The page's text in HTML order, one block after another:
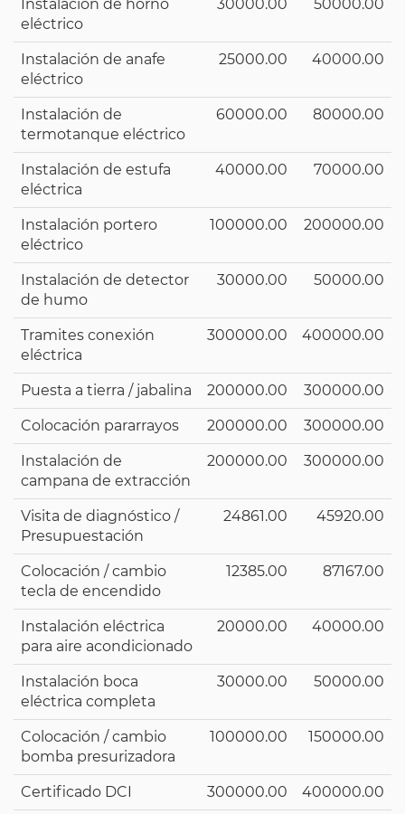
Instalación de horno
eléctrico
30000.00 50000.00
Instalación de anafe
eléctrico
25000.00 40000.00
Instalación de
termotanque eléctrico
60000.00 80000.00
Instalación de estufa
eléctrica
40000.00 70000.00
Instalación portero
eléctrico
100000.00 200000.00
Instalación de detector
de humo
30000.00 50000.00
Tramites conexión
eléctrica
300000.00 400000.00
Puesta a tierra / jabalina 200000.00 300000.00
Colocación pararrayos 200000.00 300000.00
Instalación de
campana de extracción
200000.00 300000.00
Visita de diagnóstico /
Presupuestación
24861.00 45920.00
Colocación / cambio
tecla de encendido
12385.00 87167.00
Instalación eléctrica
para aire acondicionado
20000.00 40000.00
Instalación boca
eléctrica completa
30000.00 50000.00
Colocación / cambio
bomba presurizadora
100000.00 150000.00
Certificado DCI 300000.00 400000.00